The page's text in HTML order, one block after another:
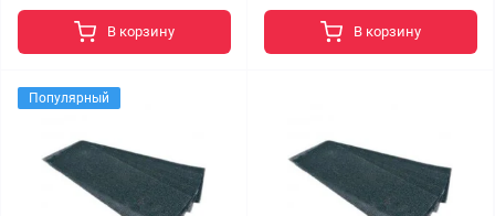
В корзину В корзину
Популярный